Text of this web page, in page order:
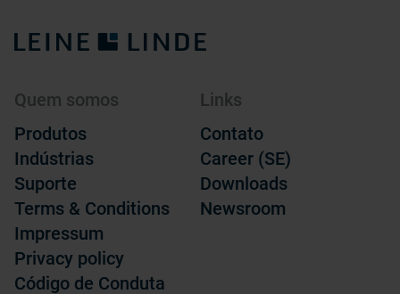
Quem somos
Produtos
Indústrias
Suporte
Terms & Conditions
Impressum
Privacy policy
Código de Conduta
Links
Contato
Career (SE)
Downloads
Newsroom